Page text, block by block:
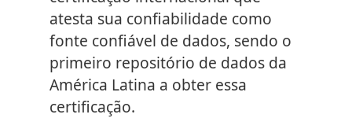
atesta sua confiabilidade como
fonte confiável de dados, sendo o
primeiro repositório de dados da
América Latina a obter essa
certificação.